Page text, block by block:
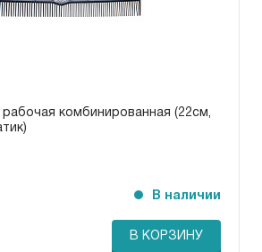
рабочая комбинированная (22см,
В наличии
В КОРЗИНУ